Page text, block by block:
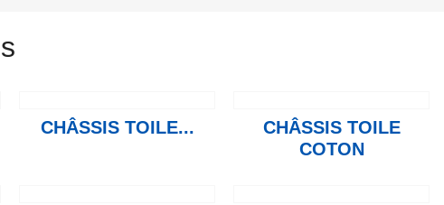
CHÂSSIS TOILE...
CHÂSSIS TOILE
COTON